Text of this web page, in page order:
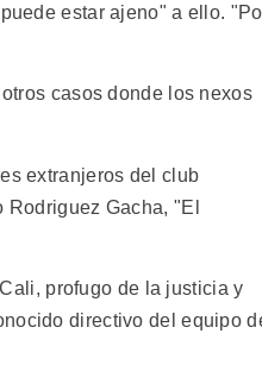
estar ajeno" a ello.
casos donde los nexos
extranjeros del club
Gacha, "El
profugo de la justicia y
directivo del equipo